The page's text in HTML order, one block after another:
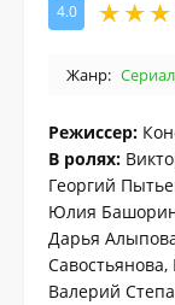
4.0
Жанр:
Режиссер:
В ролях:
Георгий
Юлия
Дарья
Валерий